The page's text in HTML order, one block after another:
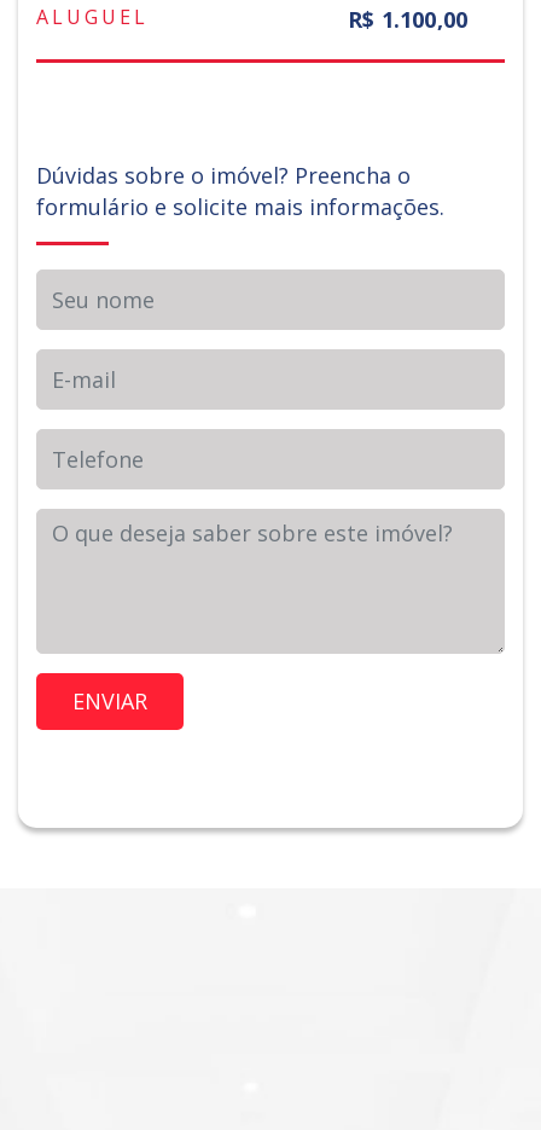
ALUGUEL R$ 1.100,00
Dúvidas sobre o imóvel? Preencha o
formulário e solicite mais informações.
Telefone
Sua Mensagem